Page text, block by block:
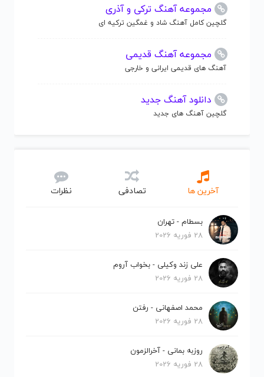
مجموعه آهنگ ترکی و آذری
گلچین کامل آهنگ شاد و غمگین ترکیه ای
مجموعه آهنگ قدیمی
آهنگ های قدیمی ایرانی و خارجی
دانلود آهنگ جدید
گلچین آهنگ های جدید
آخرین ها تصادفی نظرات
بسطام - تهران
28 فوریه 2026
علی زند وکیلی - بخواب آروم
28 فوریه 2026
محمد اصفهانی - رفتن
28 فوریه 2026
روزبه بمانی - آخرالزمون
28 فوریه 2026